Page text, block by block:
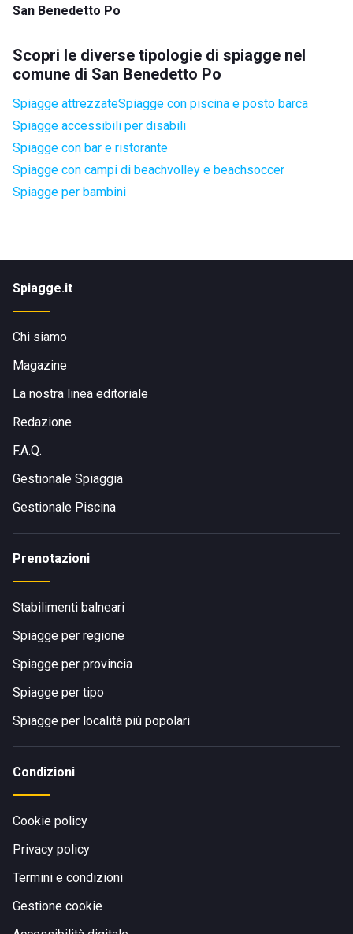
San Benedetto Po
Scopri le diverse tipologie di spiagge nel
comune di San Benedetto Po
Spiagge attrezzateSpiagge con piscina e posto barca
Spiagge accessibili per disabili
Spiagge con bar e ristorante
Spiagge con campi di beachvolley e beachsoccer
Spiagge per bambini
Spiagge.it
Chi siamo
Magazine
La nostra linea editoriale
Redazione
F.A.Q.
Gestionale Spiaggia
Gestionale Piscina
Prenotazioni
Stabilimenti balneari
Spiagge per regione
Spiagge per provincia
Spiagge per tipo
Spiagge per località più popolari
Condizioni
Cookie policy
Privacy policy
Termini e condizioni
Gestione cookie